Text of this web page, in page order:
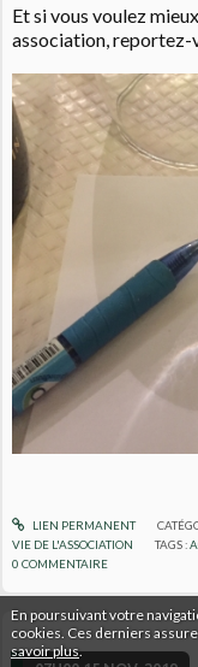
En poursuivant votre
cookies. Ces derniers
savoir plus.
Et si vous voulez
association, reportez-
LIEN PERMANENT
VIE DE L'ASSOCIATION
TAGS :
0 COMMENTAIRE